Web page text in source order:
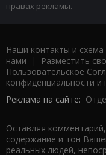
правах рекламы.
Наши контакты и схема
нами | Разместить
Пользовательское
конфиденциальности и
Реклама на сайте:
Оставляя
содержание и тон
реальных людей,